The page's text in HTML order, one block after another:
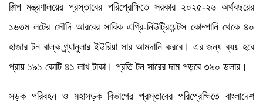
শিল্প মন্ত্রণালয়ের প্রস্তাবের পরিপ্রেক্ষিতে সরকার ২০২৫-২৬ অর্থবছরের
১৬তম লটের সৌদি আরবের সাবিক এগ্রি-নিউট্রিয়েন্টস কোম্পানি থেকে ৪০
হাজার টন বাল্ক গ্র্যানুলার ইউরিয়া সার আমদানি করবে। এর জন্য ব্যয় হবে
প্রায় ১৯১ কোটি ৪১ লাখ টাকা। প্রতি টন সারের দাম পড়বে ৩৯০ ডলার।
সড়ক পরিবহন ও মহাসড়ক বিভাগের প্রস্তাবের পরিপ্রেক্ষিতে বাংলাদেশ